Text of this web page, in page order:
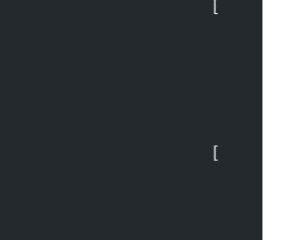
				[
				[